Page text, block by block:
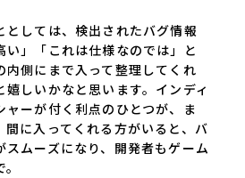
しては、検出されたバグ情報
い」「これは仕様なのでは」と
内側にまで入って整理してくれ
しいかなと思います。インディ
ャーが付く利点のひとつが、ま
間に入ってくれる方がいると、バ
スムーズになり、開発者もゲーム